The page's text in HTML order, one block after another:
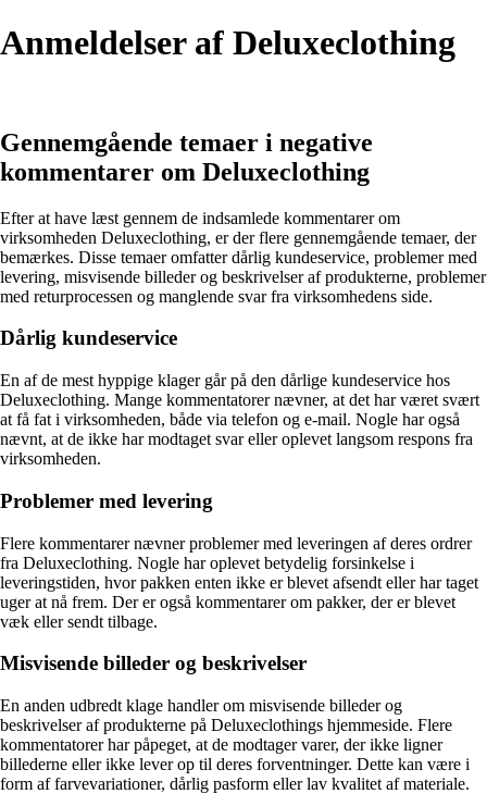
Anmeldelser af Deluxeclothing
Gennemgående temaer i negative
kommentarer om Deluxeclothing
Efter at have læst gennem de indsamlede kommentarer om
virksomheden Deluxeclothing, er der flere gennemgående temaer, der
bemærkes. Disse temaer omfatter dårlig kundeservice, problemer med
levering, misvisende billeder og beskrivelser af produkterne, problemer
med returprocessen og manglende svar fra virksomhedens side.
Dårlig kundeservice
En af de mest hyppige klager går på den dårlige kundeservice hos
Deluxeclothing. Mange kommentatorer nævner, at det har været svært
at få fat i virksomheden, både via telefon og e-mail. Nogle har også
nævnt, at de ikke har modtaget svar eller oplevet langsom respons fra
virksomheden.
Problemer med levering
Flere kommentarer nævner problemer med leveringen af deres ordrer
fra Deluxeclothing. Nogle har oplevet betydelig forsinkelse i
leveringstiden, hvor pakken enten ikke er blevet afsendt eller har taget
uger at nå frem. Der er også kommentarer om pakker, der er blevet
væk eller sendt tilbage.
Misvisende billeder og beskrivelser
En anden udbredt klage handler om misvisende billeder og
beskrivelser af produkterne på Deluxeclothings hjemmeside. Flere
kommentatorer har påpeget, at de modtager varer, der ikke ligner
billederne eller ikke lever op til deres forventninger. Dette kan være i
form af farvevariationer, dårlig pasform eller lav kvalitet af materiale.